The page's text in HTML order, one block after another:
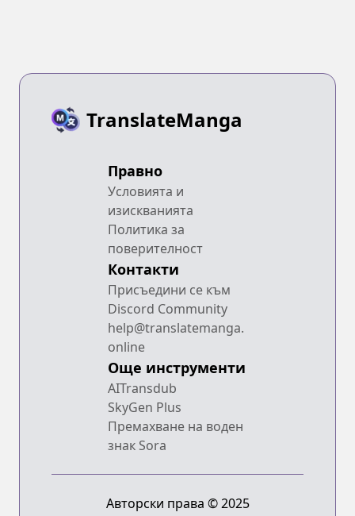
TranslateManga
Правно
Условията и
изискванията
Политика за
поверителност
Контакти
Присъедини се към
Discord Community
help@translatemanga.
online
Още инструменти
AITransdub
SkyGen Plus
Премахване на воден
знак Sora
Авторски права © 2025